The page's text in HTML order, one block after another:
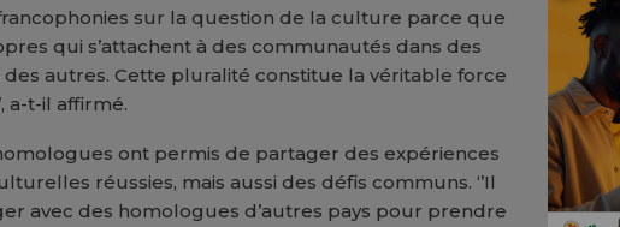
sur la question de la culture parce que
qui s’attachent à des communautés dans des
autres. Cette pluralité constitue la véritable force
a-t-il affirmé.
ont permis de partager des expériences
réussies, mais aussi des défis communs. ‘’Il
avec des homologues d’autres pays pour prendre